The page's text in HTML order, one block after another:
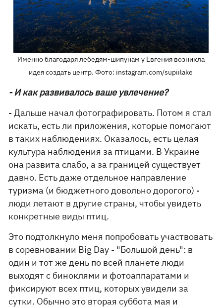
Именно благодаря лебедям-шипунам у Евгения возникла
идея создать центр. Фото: instagram.com/supiilake
- И как развивалось ваше увлечение?
- Дальше начал фотографировать. Потом я стал
искать, есть ли приложения, которые помогают
в таких наблюдениях. Оказалось, есть целая
культура наблюдения за птицами. В Украине
она развита слабо, а за границей существует
давно. Есть даже отдельное направление
туризма (и бюджетного довольно дорогого) -
люди летают в другие страны, чтобы увидеть
конкретные виды птиц.
Это подтолкнуло меня попробовать участвовать
в соревновании Big Day - "Большой день": в
один и тот же день по всей планете люди
выходят с биноклями и фотоаппаратами и
фиксируют всех птиц, которых увидели за
сутки. Обычно это вторая суббота мая и